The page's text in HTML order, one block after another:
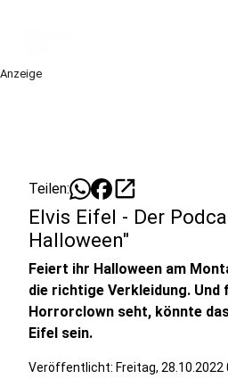
Anzeige
Teilen: open_in_new
Elvis Eifel - Der
Halloween"
Feiert ihr Halloween am
die richtige Verkleidung. Und
Horrorclown seht, könnte
Eifel sein.
Veröffentlicht: Freitag, 28.10.2022